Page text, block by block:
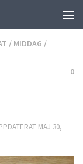
/ MIDDAG /
0
MAJ 30,